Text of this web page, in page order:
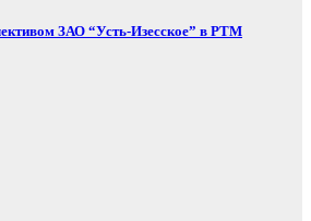
ЗАО “Усть-Изесское” в РТМ